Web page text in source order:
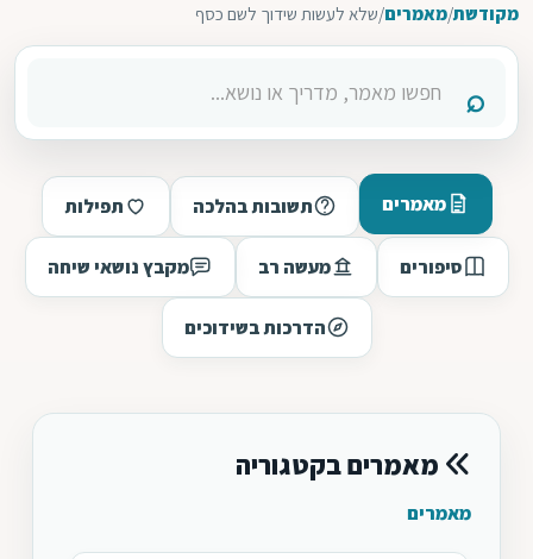
מקודשת/מאמרים/שלא לעשות שידוך לשם כסף
מאמרים תשובות בהלכה תפילות
סיפורים מעשה רב מקבץ נושאי שיחה
הדרכות בשידוכים
מאמרים בקטגוריה
מאמרים